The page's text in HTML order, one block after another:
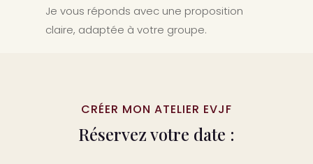
Je vous réponds avec une proposition
claire, adaptée à votre groupe.
CRÉER MON ATELIER EVJF
Réservez votre date :